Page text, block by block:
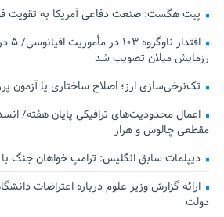
پیت هگست: صنعت دفاعی آمریکا به تقویت
رزمایش میلان تصویب شد
تک‌نرخی‌سازی ارز؛ اصلاح ساختاری یا آزمون
اعمال محدودیت‌های ترافیکی پایان هفته/
مقطعی چالوس و هراز
دیپلمات سابق انگلیس:‌ ترامپ خواهان جنگ
ارائه گزارش وزیر علوم درباره اعتراضات
دولت